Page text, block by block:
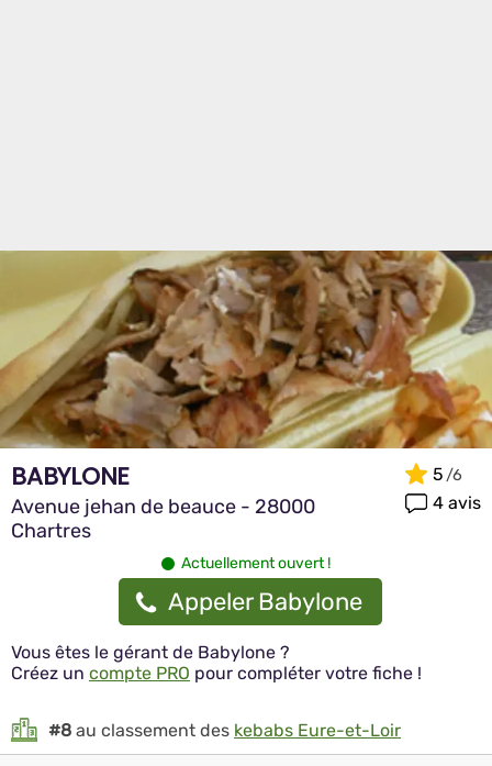
BABYLONE
Avenue jehan de beauce - 28000
Chartres
5
4 avis
Actuellement ouvert !
Appeler Babylone
Vous êtes le gérant de Babylone ?
Créez un compte PRO pour compléter votre fiche !
#8 au classement des kebabs Eure-et-Loir